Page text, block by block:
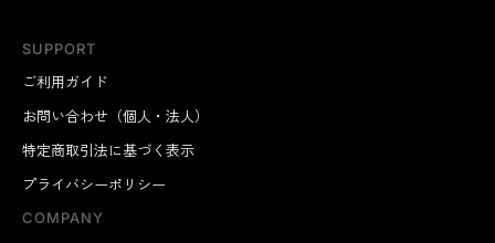
SUPPORT
ご利用ガイド
お問い合わせ（個人・法人）
特定商取引法に基づく表示
プライバシーポリシー
COMPANY